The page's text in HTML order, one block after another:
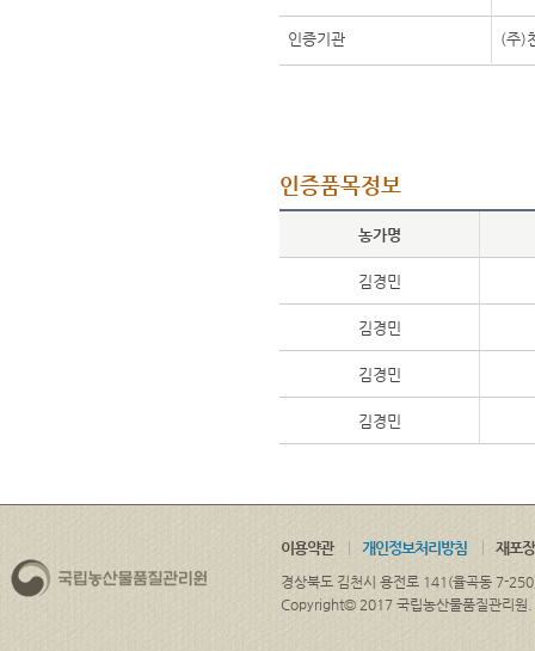
인증기관 (주)
인증품목정보
농가명
김경민
김경민
김경민
김경민
이용약관 개인정보처리방침 재포
경상북도 김천시 용전로 141(율곡동 7-
Copyright© 2017 국립농산물품질관리원